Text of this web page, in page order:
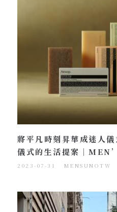
將平凡時刻昇華成迷人
儀式的生活提案｜
2023-07-31 MENSUNOTW